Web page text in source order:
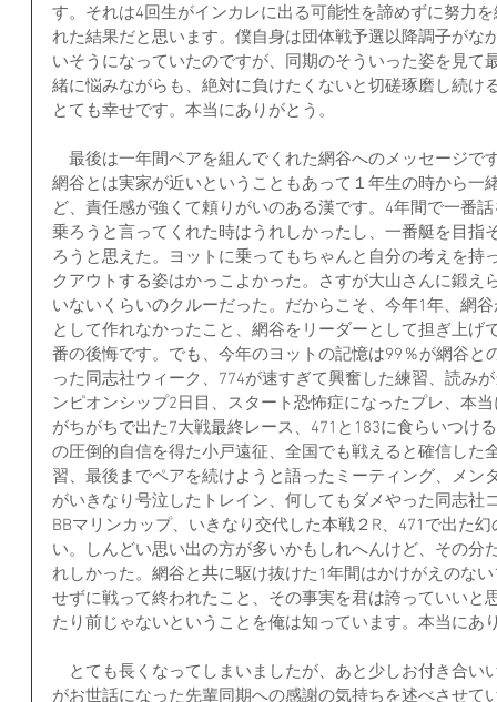
す。それは4回生がインカレに出る可能性を諦めずに努力
れた結果だと思います。僕自身は団体戦予選以降調子がな
いそうになっていたのですが、同期のそういった姿を見て
緒に悩みながらも、絶対に負けたくないと切磋琢磨し続け
とても幸せです。本当にありがとう。
最後は一年間ペアを組んでくれた網谷へのメッセージで
網谷とは実家が近いということもあって１年生の時から一
ど、責任感が強くて頼りがいのある漢です。4年間で一番
乗ろうと言ってくれた時はうれしかったし、一番艇を目指
ろうと思えた。ヨットに乗ってもちゃんと自分の考えを持
クアウトする姿はかっこよかった。さすが大山さんに鍛え
いないくらいのクルーだった。だからこそ、今年1年、網
として作れなかったこと、網谷をリーダーとして担ぎ上げ
番の後悔です。でも、今年のヨットの記憶は99％が網谷と
った同志社ウィーク、774が速すぎて興奮した練習、読み
ンピオンシップ2日目、スタート恐怖症になったプレ、本
がちがちで出た7大戦最終レース、471と183に食らいつけ
の圧倒的自信を得た小戸遠征、全国でも戦えると確信した
習、最後までペアを続けようと語ったミーティング、メン
がいきなり号泣したトレイン、何してもダメやった同志社
BBマリンカップ、いきなり交代した本戦２R、471で出た
い。しんどい思い出の方が多いかもしれへんけど、その分
れしかった。網谷と共に駆け抜けた1年間はかけがえのな
せずに戦って終われたこと、その事実を君は誇っていいと
たり前じゃないということを俺は知っています。本当にあ
とても長くなってしまいましたが、あと少しお付き合い
がお世話になった先輩同期への感謝の気持ちを述べさせて